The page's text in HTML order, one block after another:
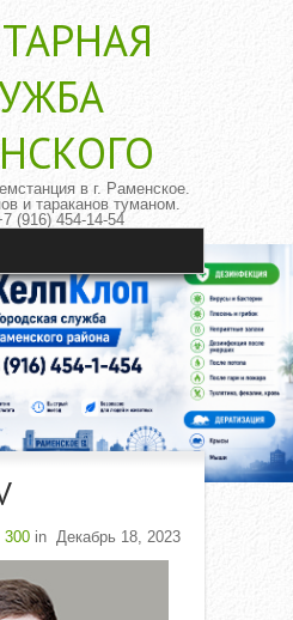
в г. Раменское.
и тараканов туманом.
(916) 454-14-54
Декабрь 18, 2023
300 in